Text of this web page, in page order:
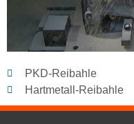
PKD-Reibahle
Hartmetall-Reibahle